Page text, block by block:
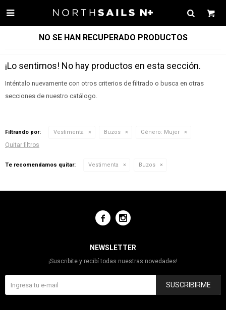

NO SE HAN RECUPERADO PRODUCTOS
¡Lo sentimos! No hay productos en esta sección.
Inténtalo nuevamente con otros criterios de filtrado o busca en otras
secciones de nuestro catálogo.
Filtrando por: Vestimenta Buzos Género: Mujer
Quitar filtros
Te recomendamos quitar: Vestimenta Buzos
 
NEWSLETTER
¡Suscribite y recibí todas nuestras novedades!
SUSCRIBIRME